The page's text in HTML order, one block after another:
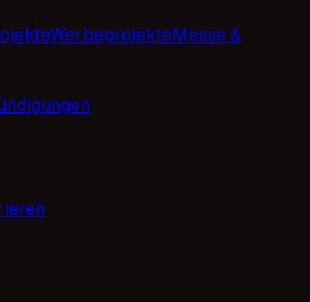
WerbeprojekteMesse &